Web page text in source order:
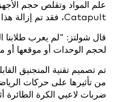
علم المواد وتقلص حجم
Catapult، فقد تم إزالة هذا العائق.
قال شولتز: "لم يعرب طلابنا
لحجم الوحدات أو موقعها
تم تصميم تقنية المنجنيق
من تأثيرها على حركات
ضربات لاعبي الكرة الطائرة